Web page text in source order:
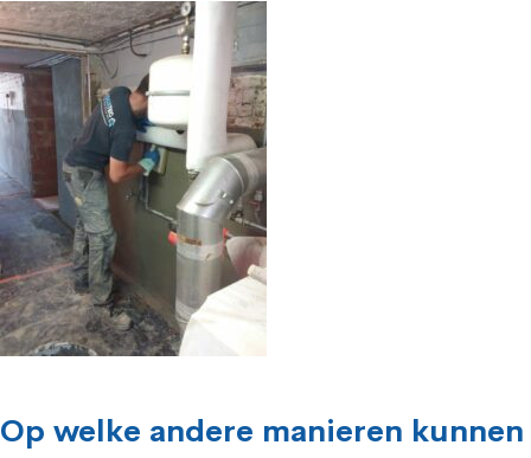
Op welke andere manieren kunnen